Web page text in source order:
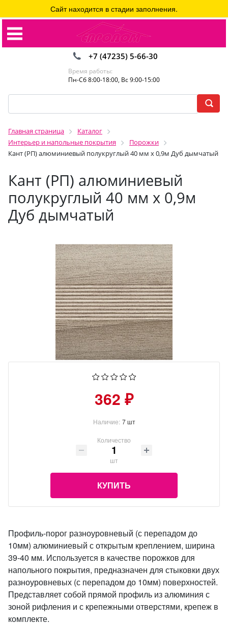
+7 (47235) 5-66-30
Время работы:
Пн-Сб 8:00-18:00, Вс 9:00-15:00
Главная страница
Каталог
Интерьер и напольные покрытия
Порожки
Кант (РП) алюминиевый полукруглый 40 мм х 0,9м Дуб дымчатый
Кант (РП) алюминиевый
полукруглый 40 мм х 0,9м
Дуб дымчатый
Сайт находится в стадии заполнения.
362 ₽
Наличие: 7 шт
Количество
шт
КУПИТЬ
Профиль-порог разноуровневый (с перепадом до
10мм) алюминиевый с открытым креплением, ширина
39-40 мм. Используется в качестве порожков для
напольного покрытия, предназначен для стыковки двух
разноуровневых (с перепадом до 10мм) поверхностей.
Представляет собой прямой профиль из алюминия с
зоной рифления и с крепежными отверстями, крепеж в
комплекте.